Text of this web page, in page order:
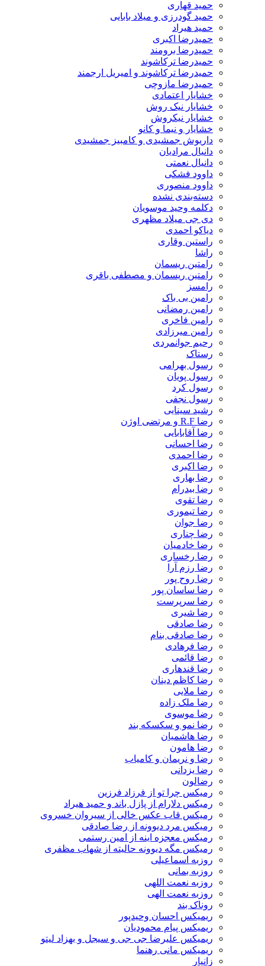
حمید قهاری
حمید گودرزی و میلاد بابایی
حمید هیراد
حمیدرضا اکبری
حمیدرضا برومند
حمیدرضا ترکاشوند
حمیدرضا ترکاشوند و امیریل ارجمند
حمیدرضا مازوچی
خشایار اعتمادی
خشایار نیک روش
خشایار نیکروش
خشایار و نیما و کانو
داریوش جمشیدی و کامبیز جمشیدی
دانیال مرادیان
دانیال نعمتی
داوود فشکی
داوود منصوری
دسته‌بندی نشده
دکلمه وحید موسویان
دی جی میلاد مظهری
دیاکو احمدی
راستین وقاری
رامتین ریسمان
رامتین ریسمان و مصطفی باقری
رامسز
رامین بی باک
رامین رمضانی
رامین فاخری
رامین میرزادی
رحیم جوانمردی
رستاک
رسول بهرامی
رسول پویان
رسول کرد
رسول نجفی
رشید سینایی
رضا آقابابایی
رضا احسانی
رضا احمدی
رضا اکبری
رضا بهاری
رضا بیدرام
رضا تقوی
رضا تیموری
رضا جوان
رضا چناری
رضا خادمیان
رضا رخساری
رضا رزم آرا
رضا روح پور
رضا ساسان پور
رضا سرپرست
رضا شیری
رضا صادقی
رضا صادقی بنام
رضا فرهادی
رضا قائمی
رضا قندهاری
رضا کاظم دینان
رضا ملایی
رضا ملک زاده
رضا موسوی
رضا نمو و سکسکه بند
رضا هاشمیان
رضا هامون
رضا و نریمان و کامیاب
رضا یزدانی
رضالون
رمیکس چرا تو از فرزاد فرزین
رمیکس دلارام از پازل باند و حمید هیراد
رمیکس قاب عکس خالی از سیروان خسروی
رمیکس مرد دیوونه از رضا صادقی
رمیکس معجزه اینه از امین رستمی
رمیکس مگه دیوونه حالیته از شهاب مظفری
روزبه اسماعیلی
روزبه بمانی
روزبه نعمت اللهی
روزبه نعمت الهی
روناک بند
ریمیکس احسان وحیدپور
ریمیکس پیام محمودیان
ریمیکس علیرضا جی جی و سیجل و بهزاد لیتو
ریمیکس مانی رهنما